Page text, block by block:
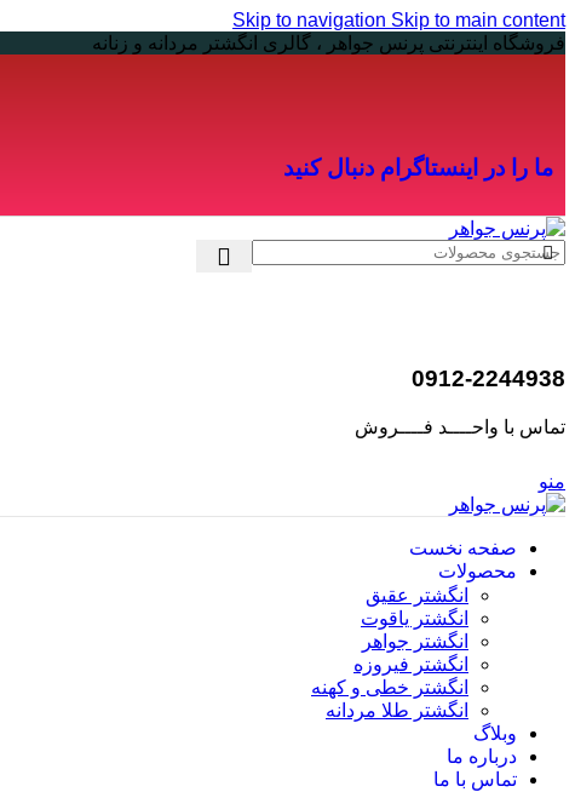
Skip to navigation Skip to main content
فروشگاه اینترنتی پرنس جواهر ، گالری انگشتر مردانه و زنانه
ما را در اینستاگرام دنبال کنید
0912-2244938
تماس با واحــــد فــــروش
منو
صفحه نخست
محصولات
انگشتر عقیق
انگشتر یاقوت
انگشتر جواهر
انگشتر فیروزه
انگشتر خطی و کهنه
انگشتر طلا مردانه
وبلاگ
درباره ما
تماس با ما